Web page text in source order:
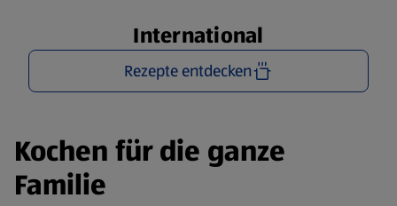
International
Rezepte entdecken
Kochen für die ganze
Familie